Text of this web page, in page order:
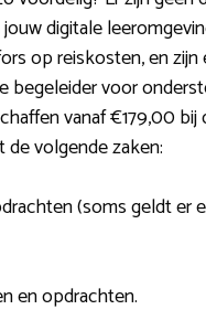
digitale
op reiskosten, en
voor
vanaf €179,00
volgende zaken:
(soms geldt er
en opdrachten.